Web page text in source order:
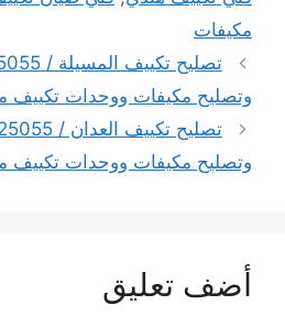
مكيفات
وتصليح مكيفات ووحدات تكييف
وتصليح مكيفات ووحدات تكييف
أضف تعليق